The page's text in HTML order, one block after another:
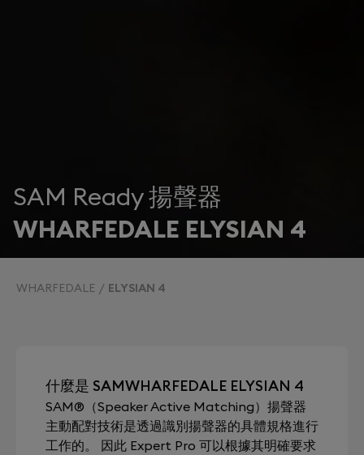
SAM Ready 揚聲器
WHARFEDALE ELYSIAN 4
WHARFEDALE ELYSIAN 4
什麼是 SAMWHARFEDALE ELYSIAN 4
SAM®（Speaker Active Matching）揚聲器
主動配對技術是透過識別揚聲器的具體規格進行
工作的。 因此 Expert Pro 可以根據其明確要求